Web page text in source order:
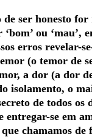
de ser honesto
‘bom’ ou ‘mau’,
erros revelar-
(o temor de
a dor (a dor
isolamento, o
de todos os
entregar-se em
chamamos de